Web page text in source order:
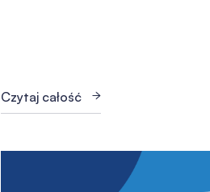
Czytaj całość